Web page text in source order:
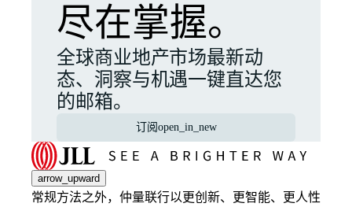
尽在掌握。
全球商业地产市场最新动
态、洞察与机遇一键直达您
的邮箱。
订阅 open_in_new
arrow_upward
常规方法之外，仲量联行以更创新、更智能、更人性